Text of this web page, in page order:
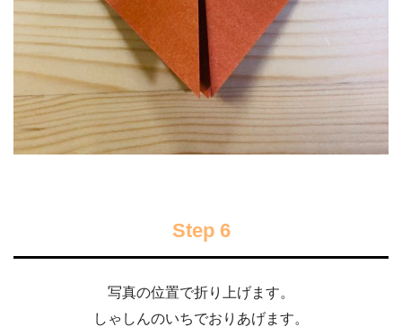
Step 6
写真の位置で折り上げます。
しゃしんのいちでおりあげます。